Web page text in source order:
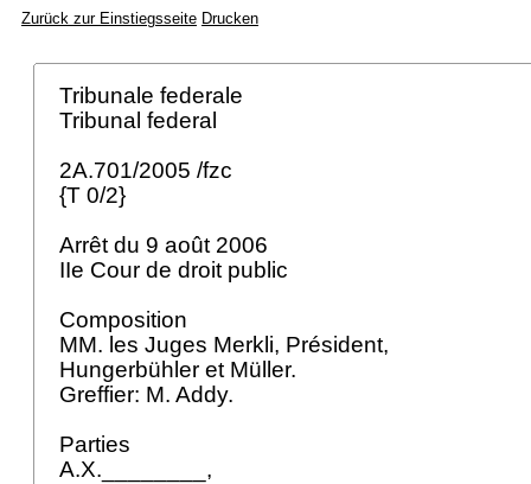
Zurück zur Einstiegsseite Drucken
Tribunale federale
Tribunal federal
2A.701/2005 /fzc
{T 0/2}
Arrêt du 9 août 2006
IIe Cour de droit public
Composition
MM. les Juges Merkli, Président,
Hungerbühler et Müller.
Greffier: M. Addy.
Parties
A.X.________,